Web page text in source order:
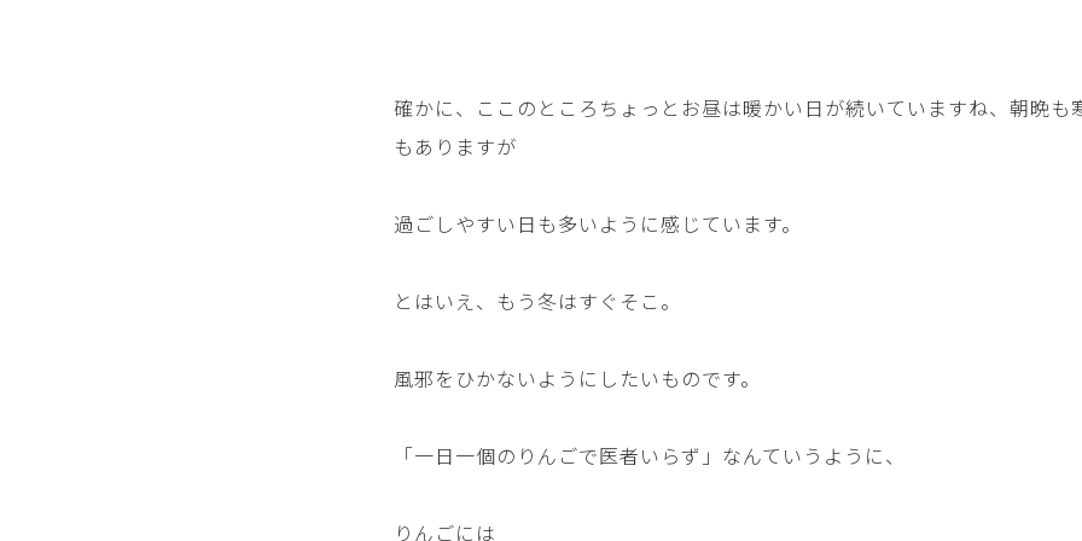
確かに、ここのところちょっとお昼は暖かい日が続いていますね、朝晩も
もありますが
過ごしやすい日も多いように感じています。
とはいえ、もう冬はすぐそこ。
風邪をひかないようにしたいものです。
「一日一個のりんごで医者いらず」なんていうように、
りんごには